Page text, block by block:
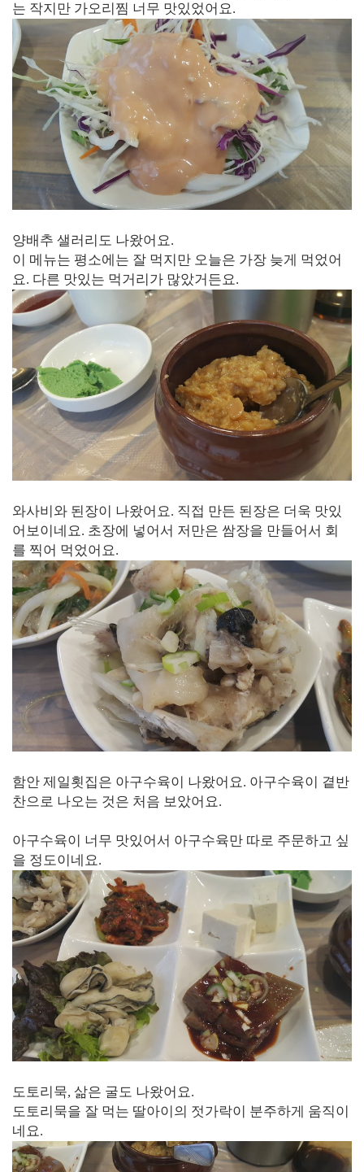
는 작지만 가오리찜 너무 맛있었어요.
양배추 샐러리도 나왔어요.
이 메뉴는 평소에는 잘 먹지만 오늘은 가장 늦게 먹었어
요. 다른 맛있는 먹거리가 많았거든요.
와사비와 된장이 나왔어요. 직접 만든 된장은 더욱 맛있
어보이네요. 초장에 넣어서 저만은 쌈장을 만들어서 회
를 찍어 먹었어요.
함안 제일횟집은 아구수육이 나왔어요. 아구수육이 곁반
찬으로 나오는 것은 처음 보았어요.
아구수육이 너무 맛있어서 아구수육만 따로 주문하고 싶
을 정도이네요.
도토리묵, 삶은 굴도 나왔어요.
도토리묵을 잘 먹는 딸아이의 젓가락이 분주하게 움직이
네요.